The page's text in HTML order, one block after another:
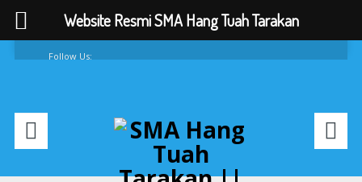
Follow Us:
Website Resmi SMA Hang Tuah Tarakan